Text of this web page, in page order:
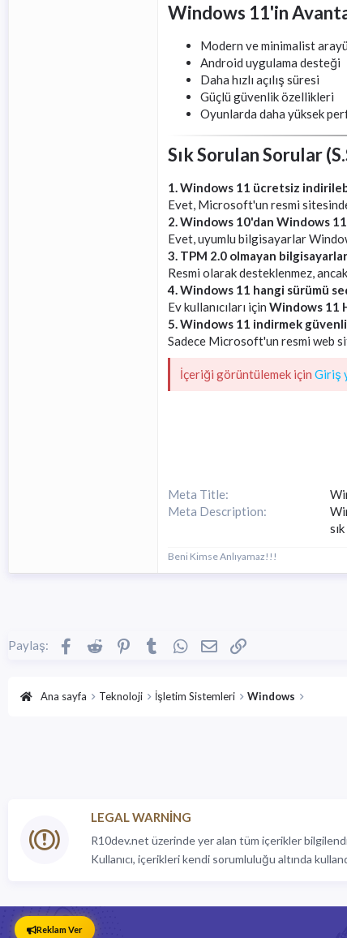
Windows 11'in
Modern ve minimalist
Android uygulama desteği
Daha hızlı açılış süresi
Güçlü güvenlik özellikleri
Oyunlarda daha yüksek
Sık Sorulan Sorular
1. Windows 11 ücretsiz
Evet, Microsoft'un resmi
2. Windows 10'dan Windows
Evet, uyumlu bilgisayarlar
3. TPM 2.0 olmayan
Resmi olarak desteklenmez,
4. Windows 11 hangi sürümü
Ev kullanıcıları için Windows 11
5. Windows 11 indirmek güvenli
Sadece Microsoft'un resmi web
İçeriği görüntülemek için Giriş
Meta Title
Meta Description
Beni Kimse Anlıyamaz!!!
Paylaş: Facebook
Reddit Pinterest
Tumblr WhatsApp
E-posta
Ana sayfa Teknoloji İşletim Sistemleri Windows
LEGAL WARNING
R10dev.net üzerinde yer alan tüm içerikler
Kullanıcı, içerikleri kendi sorumluluğu altında
Reklam Ver